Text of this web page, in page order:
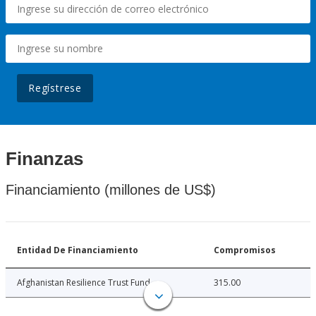
Regístrese
Finanzas
Financiamiento (millones de US$)
Entidad De Financiamiento Compromisos
Afghanistan Resilience Trust Fund 315.00